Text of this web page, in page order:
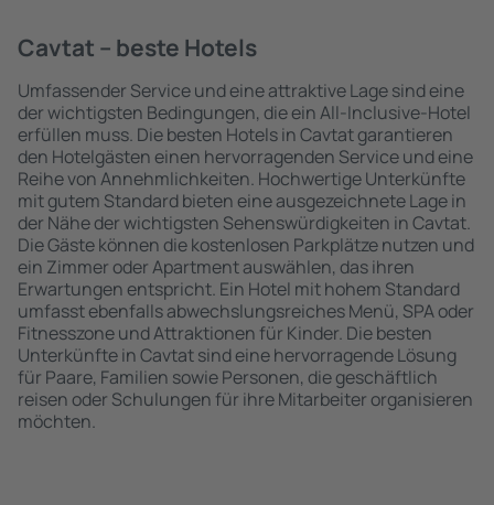
Cavtat – beste Hotels
Umfassender Service und eine attraktive Lage sind eine
der wichtigsten Bedingungen, die ein All-Inclusive-Hotel
erfüllen muss. Die besten Hotels in Cavtat garantieren
den Hotelgästen einen hervorragenden Service und eine
Reihe von Annehmlichkeiten. Hochwertige Unterkünfte
mit gutem Standard bieten eine ausgezeichnete Lage in
der Nähe der wichtigsten Sehenswürdigkeiten in Cavtat.
Die Gäste können die kostenlosen Parkplätze nutzen und
ein Zimmer oder Apartment auswählen, das ihren
Erwartungen entspricht. Ein Hotel mit hohem Standard
umfasst ebenfalls abwechslungsreiches Menü, SPA oder
Fitnesszone und Attraktionen für Kinder. Die besten
Unterkünfte in Cavtat sind eine hervorragende Lösung
für Paare, Familien sowie Personen, die geschäftlich
reisen oder Schulungen für ihre Mitarbeiter organisieren
möchten.